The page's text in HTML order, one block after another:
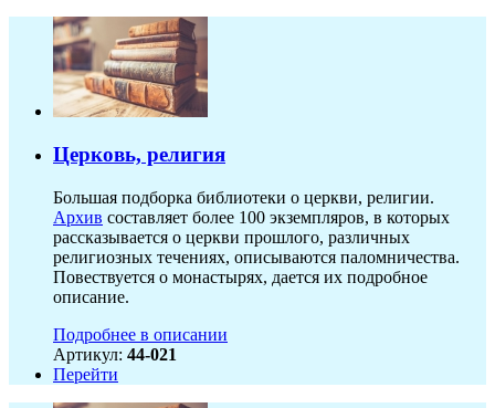
Церковь, религия
Большая подборка библиотеки о церкви, религии.
Архив составляет более 100 экземпляров, в которых
рассказывается о церкви прошлого, различных
религиозных течениях, описываются паломничества.
Повествуется о монастырях, дается их подробное
описание.
Подробнее в описании
Артикул: 44-021
Перейти